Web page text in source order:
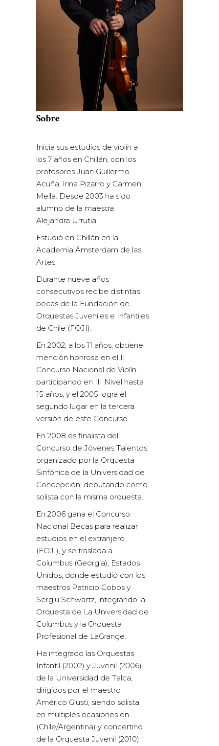
Sobre
Inicia sus estudios de violín a
los 7 años en Chillán, con los
profesores Juan Guillermo
Acuña, Irina Pizarro y Carmen
Mella. Desde 2003 ha sido
alumno de la maestra
Alejandra Urrutia.
Estudió en Chillán en la
Academia Ámsterdam de las
Artes.
Durante nueve años
consecutivos recibe distintas
becas de la Fundación de
Orquestas Juveniles e Infantiles
de Chile (FOJI).
En 2002, a los 11 años, obtiene
mención honrosa en el II
Concurso Nacional de Violín,
participando en III Nivel hasta
15 años, y el 2005 logra el
segundo lugar en la tercera
versión de este Concurso.
En 2008 es finalista del
Concurso de Jóvenes Talentos,
organizado por la Orquesta
Sinfónica de la Universidad de
Concepción, debutando como
solista con la misma orquesta.
En 2006 gana el Concurso
Nacional Becas para realizar
estudios en el extranjero
(FOJI), y se traslada a
Columbus (Georgia), Estados
Unidos, donde estudió con los
maestros Patricio Cobos y
Sergiu Schwartz, integrando la
Orquesta de La Universidad de
Columbus y la Orquesta
Profesional de LaGrange.
Ha integrado las Orquestas
Infantil (2002) y Juvenil (2006)
de la Universidad de Talca,
dirigidos por el maestro
Américo Giusti, siendo solista
en múltiples ocasiones en
(Chile/Argentina) y concertino
de la Orquesta Juvenil (2010).